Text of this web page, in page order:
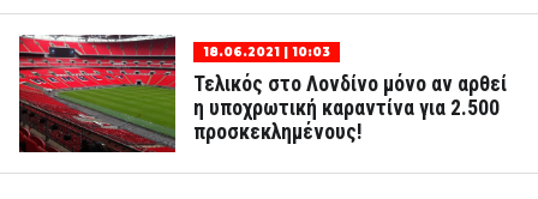
18.06.2021 | 10:03
Τελικός στο Λονδίνο μόνο αν αρθεί
η υποχρωτική καραντίνα για 2.500
προσκεκλημένους!